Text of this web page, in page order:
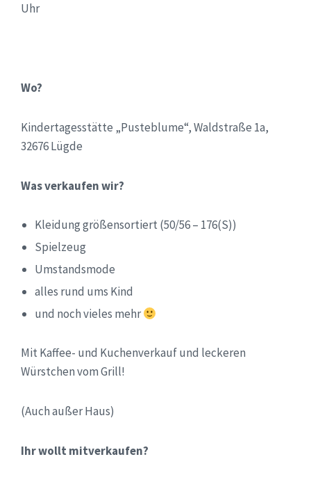
Uhr
Wo?
Kindertagesstätte „Pusteblume“, Waldstraße 1a,
32676 Lügde
Was verkaufen wir?
Kleidung größensortiert (50/56 – 176(S))
Spielzeug
Umstandsmode
alles rund ums Kind
und noch vieles mehr
Mit Kaffee- und Kuchenverkauf und leckeren
Würstchen vom Grill!
(Auch außer Haus)
Ihr wollt mitverkaufen?